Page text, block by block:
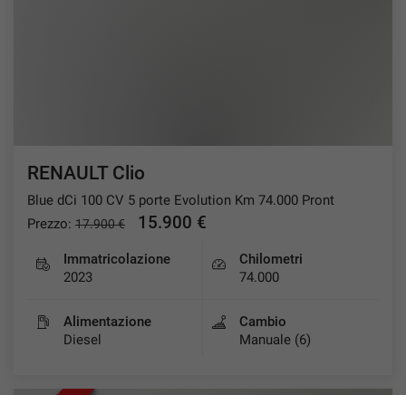
RENAULT Clio
Blue dCi 100 CV 5 porte Evolution Km 74.000 Pront
Prezzo: 17.900 € 15.900 €
Immatricolazione
2023
Chilometri
74.000
Alimentazione
Diesel
Cambio
Manuale (6)